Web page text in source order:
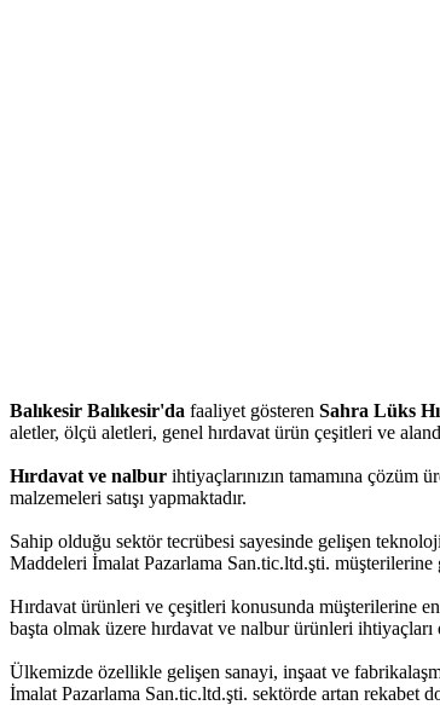
Balıkesir Balıkesir'da faaliyet gösteren Sahra Lüks
aletler, ölçü aletleri, genel hırdavat ürün çeşitleri ve
Hırdavat ve nalbur ihtiyaçlarınızın tamamına çözüm
malzemeleri satışı yapmaktadır.
Sahip olduğu sektör tecrübesi sayesinde gelişen
Maddeleri İmalat Pazarlama San.tic.ltd.şti.
Hırdavat ürünleri ve çeşitleri konusunda müşterilerine
başta olmak üzere hırdavat ve nalbur ürünleri
Ülkemizde özellikle gelişen sanayi, inşaat ve
İmalat Pazarlama San.tic.ltd.şti. sektörde artan rekabet